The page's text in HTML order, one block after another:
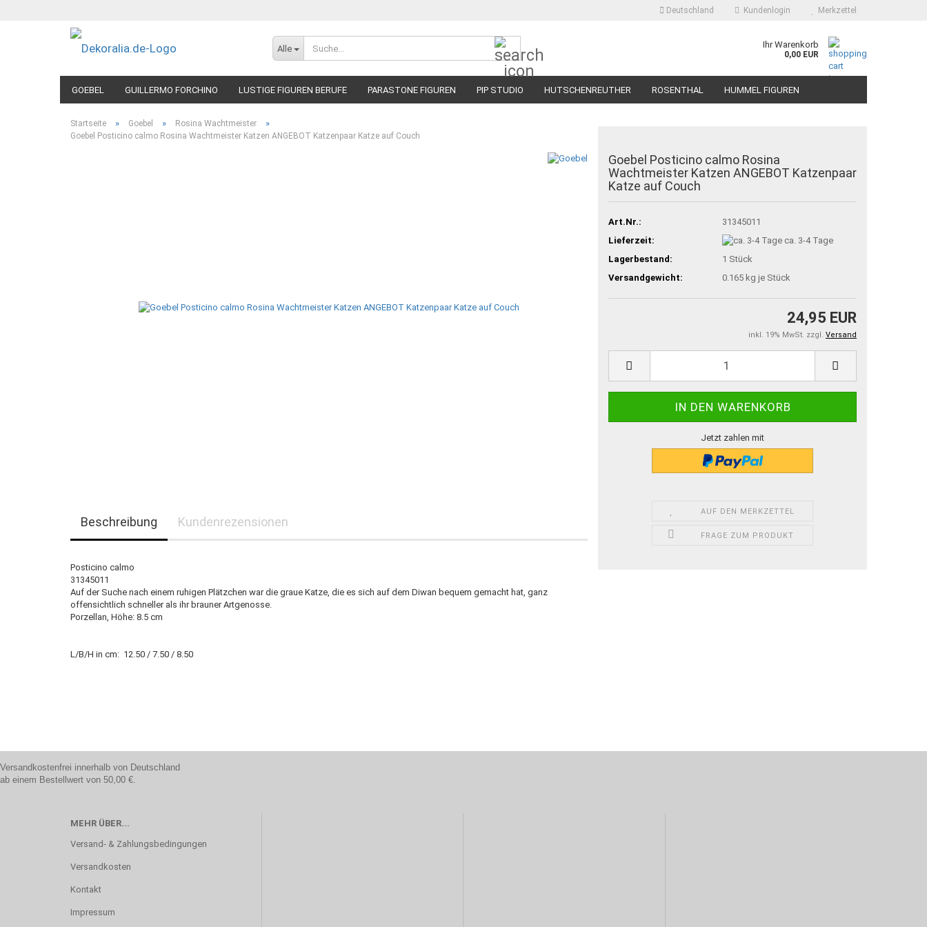
Deutschland Kundenlogin Merkzettel
Alle Ihr Warenkorb
0,00 EUR
GOEBEL GUILLERMO FORCHINO LUSTIGE FIGUREN BERUFE PARASTONE FIGUREN PIP STUDIO HUTSCHENREUTHER ROSENTHAL HUMMEL FIGUREN
Startseite » Goebel » Rosina Wachtmeister »
Goebel Posticino calmo Rosina Wachtmeister Katzen ANGEBOT Katzenpaar Katze auf Couch
Goebel Posticino calmo Rosina
Wachtmeister Katzen ANGEBOT Katzenpaar
Katze auf Couch
Art.Nr.:
31345011
Lieferzeit:
ca. 3-4 Tage
Lagerbestand:
1 Stück
Versandgewicht:
0.165 kg je Stück
24,95 EUR
inkl. 19% MwSt. zzgl. Versand
Jetzt zahlen mit
AUF DEN MERKZETTEL
FRAGE ZUM PRODUKT
Beschreibung Kundenrezensionen
Posticino calmo
31345011
Auf der Suche nach einem ruhigen Plätzchen war die graue Katze, die es sich auf dem Diwan bequem gemacht hat, ganz
offensichtlich schneller als ihr brauner Artgenosse.
Porzellan, Höhe: 8.5 cm
L/B/H in cm: 12.50 / 7.50 / 8.50
Versandkostenfrei innerhalb von Deutschland
ab einem Bestellwert von 50,00 €.
MEHR ÜBER...
Versand- & Zahlungsbedingungen
Versandkosten
Kontakt
Impressum